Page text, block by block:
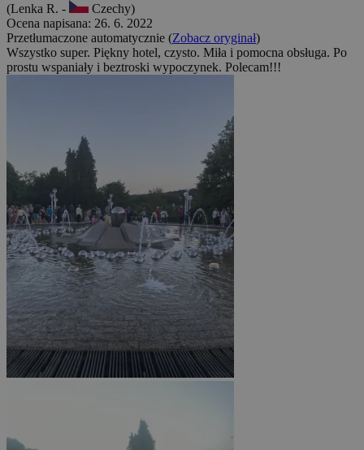
(Lenka R. -
Czechy)
Ocena napisana: 26. 6. 2022
Przetłumaczone automatycznie (Zobacz oryginał)
Wszystko super. Piękny hotel, czysto. Miła i pomocna obsługa. Po
prostu wspaniały i beztroski wypoczynek. Polecam!!!